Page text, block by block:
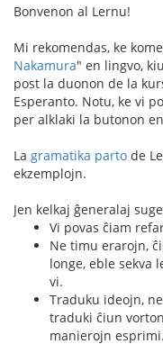
Bonvenon al Lernu!
Mi rekomendas, ke
Nakamura" en lingvo,
post la duonon de la
Esperanto. Notu, ke vi
per alklaki la butonon
La gramatika parto de
ekzemplojn.
Jen kelkaj ĝeneralaj
Vi povas ĉiam
Ne timu erarojn,
longe, eble sekva
vi.
Traduku ideojn,
traduki ĉiun
manierojn esprimi.